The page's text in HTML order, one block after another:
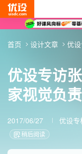
优设专访
家视觉负
2017/06/27 优设专
稍后阅读
首页 设计文章 优